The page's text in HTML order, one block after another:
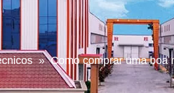
» Como comprar uma boa